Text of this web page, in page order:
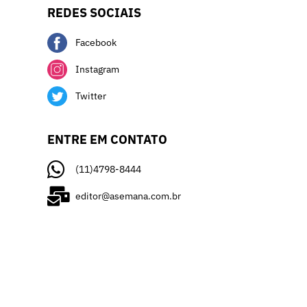
REDES SOCIAIS
Facebook
Instagram
Twitter
ENTRE EM CONTATO
(11)4798-8444
editor@asemana.com.br